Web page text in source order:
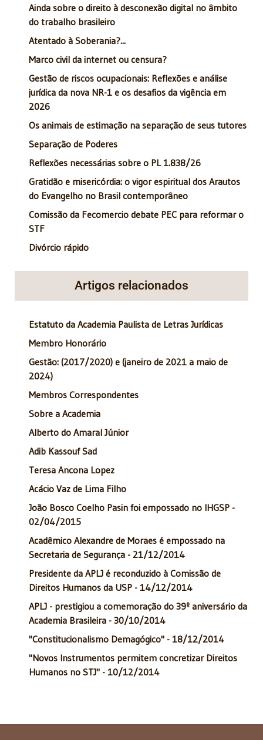
Ainda sobre o direito à desconexão digital no âmbito
do trabalho brasileiro
Atentado à Soberania?...
Marco civil da internet ou censura?
Gestão de riscos ocupacionais: Reflexões e análise
jurídica da nova NR-1 e os desafios da vigência em
2026
Os animais de estimação na separação de seus tutores
Separação de Poderes
Reflexões necessárias sobre o PL 1.838/26
Gratidão e misericórdia: o vigor espiritual dos Arautos
do Evangelho no Brasil contemporâneo
Comissão da Fecomercio debate PEC para reformar o
STF
Divórcio rápido
Artigos relacionados
Estatuto da Academia Paulista de Letras Jurídicas
Membro Honorário
Gestão: (2017/2020) e (janeiro de 2021 a maio de
2024)
Membros Correspondentes
Sobre a Academia
Alberto do Amaral Júnior
Adib Kassouf Sad
Teresa Ancona Lopez
Acácio Vaz de Lima Filho
João Bosco Coelho Pasin foi empossado no IHGSP -
02/04/2015
Acadêmico Alexandre de Moraes é empossado na
Secretaria de Segurança - 21/12/2014
Presidente da APLJ é reconduzido à Comissão de
Direitos Humanos da USP - 14/12/2014
APLJ - prestigiou a comemoração do 39º aniversário da
Academia Brasileira - 30/10/2014
"Constitucionalismo Demagógico" - 18/12/2014
"Novos Instrumentos permitem concretizar Direitos
Humanos no STJ" - 10/12/2014